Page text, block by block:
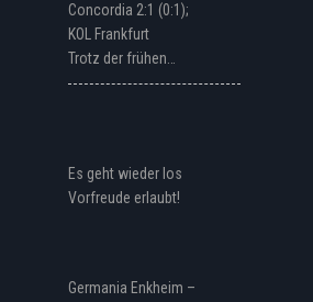
Concordia 2:1 (0:1);
KOL Frankfurt
Trotz der frühen…
Es geht wieder los
Vorfreude erlaubt!
Germania Enkheim –